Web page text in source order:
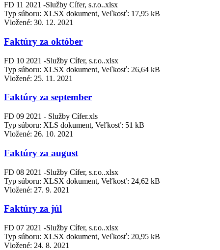
FD 11 2021 -Služby Cífer, s.r.o..xlsx
Typ súboru: XLSX dokument, Veľkosť: 17,95 kB
Vložené: 30. 12. 2021
Faktúry za október
FD 10 2021 -Služby Cífer, s.r.o..xlsx
Typ súboru: XLSX dokument, Veľkosť: 26,64 kB
Vložené: 25. 11. 2021
Faktúry za september
FD 09 2021 - Služby Cífer.xls
Typ súboru: XLS dokument, Veľkosť: 51 kB
Vložené: 26. 10. 2021
Faktúry za august
FD 08 2021 -Služby Cífer, s.r.o..xlsx
Typ súboru: XLSX dokument, Veľkosť: 24,62 kB
Vložené: 27. 9. 2021
Faktúry za júl
FD 07 2021 -Služby Cífer, s.r.o..xlsx
Typ súboru: XLSX dokument, Veľkosť: 20,95 kB
Vložené: 24. 8. 2021